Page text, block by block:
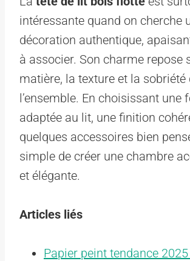
intéressante quand on cherche
décoration authentique,
à associer. Son charme repose
matière, la texture et la sobriété
l’ensemble. En choisissant une
adaptée au lit, une finition
quelques accessoires bien
simple de créer une chambre
et élégante.
Articles liés
Papier peint tendance